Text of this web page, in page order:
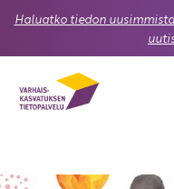
Haluatko tiedon